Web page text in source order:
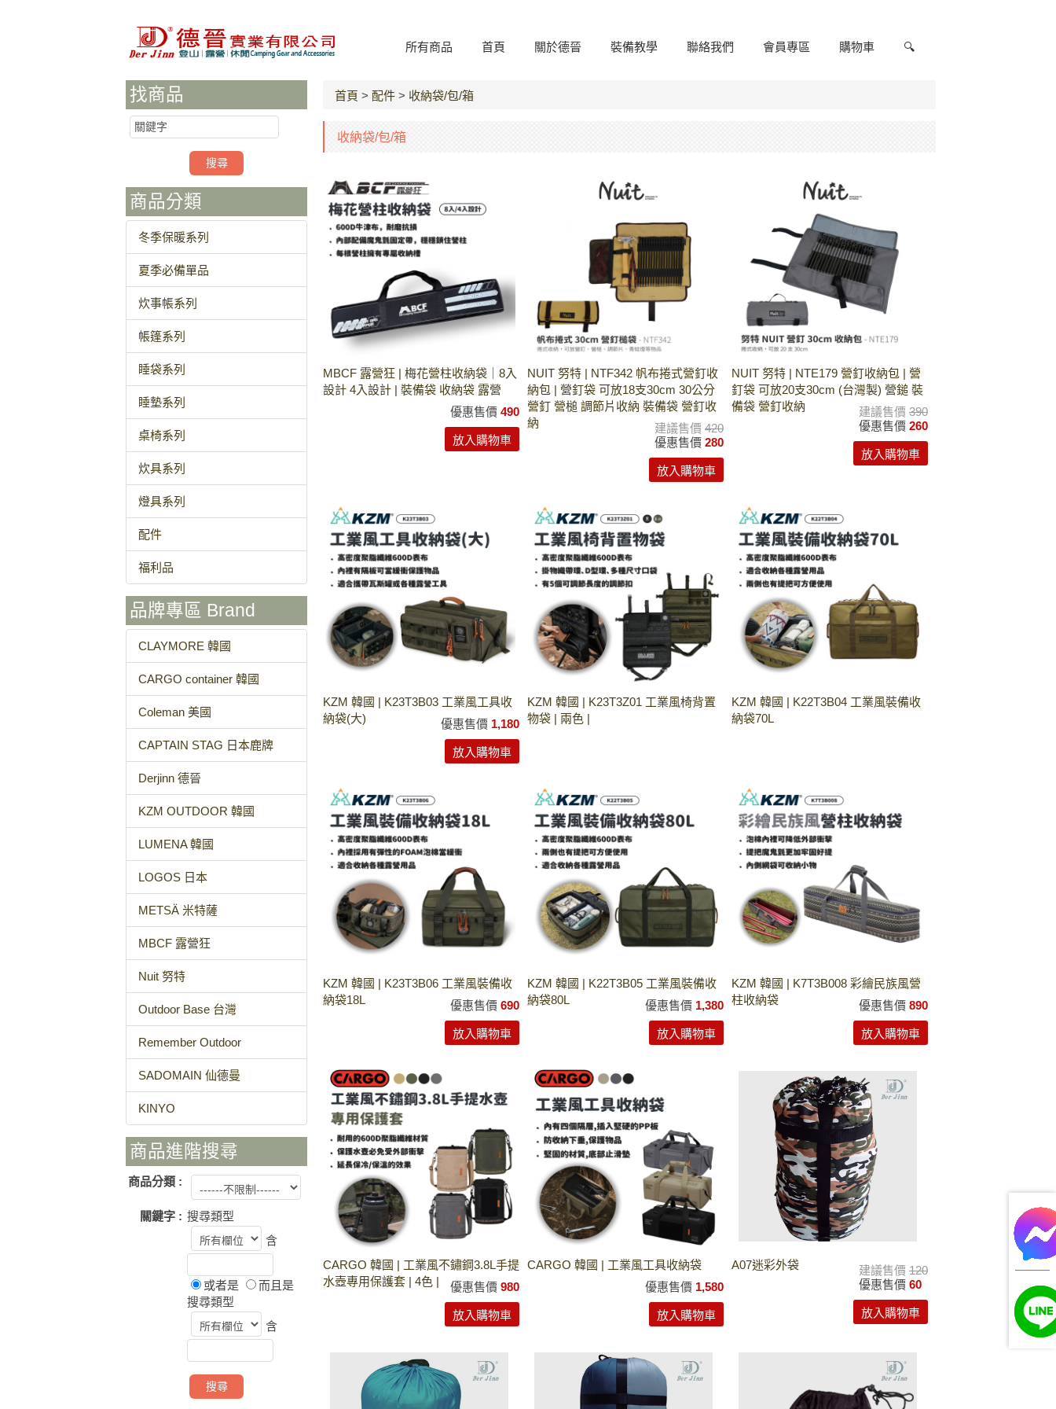
所有商品 首頁 關於德晉 裝備教學 聯絡我們 會員專區 購物車 🔍
找商品
商品分類
冬季保暖系列
夏季必備單品
炊事帳系列
帳篷系列
睡袋系列
睡墊系列
桌椅系列
炊具系列
燈具系列
配件
福利品
品牌專區 Brand
CLAYMORE 韓國
CARGO container 韓國
Coleman 美國
CAPTAIN STAG 日本鹿牌
Derjinn 德晉
KZM OUTDOOR 韓國
LUMENA 韓國
LOGOS 日本
METSÄ 米特薩
MBCF 露營狂
Nuit 努特
Outdoor Base 台灣
Remember Outdoor
SADOMAIN 仙德曼
KINYO
商品進階搜尋
商品分類 :
關鍵字 : 搜尋類型
含
或者是
而且是
搜尋類型
含
首頁 > 配件 > 收納袋/包/箱
收納袋/包/箱
MBCF 露營狂 | 梅花營柱收納袋｜8入
設計 4入設計 | 裝備袋 收納袋 露營
優惠售價 490
放入購物車
NUIT 努特 | NTF342 帆布捲式營釘收
納包 | 營釘袋 可放18支30cm 30公分
營釘 營槌 調節片收納 裝備袋 營釘收
納
建議售價 420
優惠售價 280
放入購物車
NUIT 努特 | NTE179 營釘收納包 | 營
釘袋 可放20支30cm (台灣製) 營鎚 裝
備袋 營釘收納
建議售價 390
優惠售價 260
放入購物車
KZM 韓國 | K23T3B03 工業風工具收
納袋(大)
優惠售價 1,180
放入購物車
KZM 韓國 | K23T3Z01 工業風椅背置
物袋 | 兩色 |
KZM 韓國 | K22T3B04 工業風裝備收
納袋70L
KZM 韓國 | K23T3B06 工業風裝備收
納袋18L
優惠售價 690
放入購物車
KZM 韓國 | K22T3B05 工業風裝備收
納袋80L
優惠售價 1,380
放入購物車
KZM 韓國 | K7T3B008 彩繪民族風營
柱收納袋
優惠售價 890
放入購物車
CARGO 韓國 | 工業風不鏽鋼3.8L手提
水壺專用保護套 | 4色 |
優惠售價 980
放入購物車
CARGO 韓國 | 工業風工具收納袋
優惠售價 1,580
放入購物車
A07迷彩外袋 建議售價 120
優惠售價 60
放入購物車